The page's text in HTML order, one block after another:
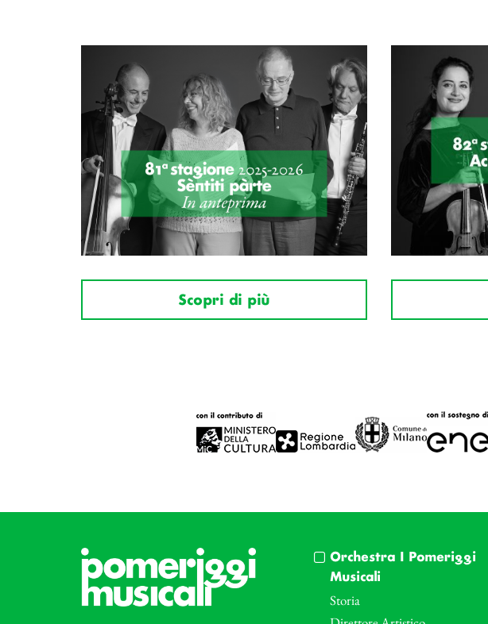
Scopri di più
Orchestra I Pomeriggi
Musicali
Storia